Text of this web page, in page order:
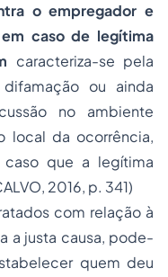
o empregador e
caso de legítima
caracteriza-se pela
ou ainda
no ambiente
local da ocorrência,
caso que a legítima
2016, p. 341)
com relação à
a justa causa, pode-
quem deu